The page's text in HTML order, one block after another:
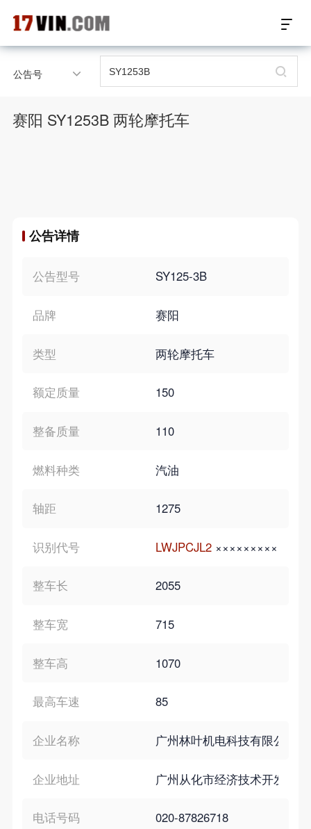
17VIN车架号查询首页
微信群智能客服
个性化私人定制
公告号
赛阳 SY1253B 两轮摩托车
公告详情
公告型号 SY125-3B
品牌 赛阳
类型 两轮摩托车
额定质量 150
整备质量 110
燃料种类 汽油
轴距 1275
识别代号 LWJPCJL2 ×××××××××
整车长 2055
整车宽 715
整车高 1070
最高车速 85
企业名称 广州林叶机电科技有限公司
企业地址 广州从化市经济技术开发区
电话号码 020-87826718